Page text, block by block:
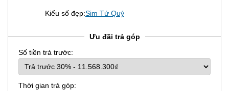
Kiểu số đẹp:Sim Tứ Quý
Ưu đãi trả góp
Số tiền trả trước:
Thời gian trả góp: